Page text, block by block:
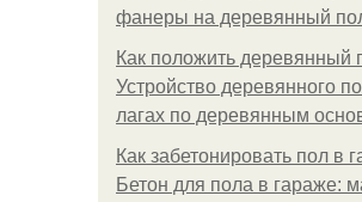
фанеры на деревянный
Как положить деревянный
Устройство деревянного
лагах по деревянным
Как забетонировать пол в
Бетон для пола в гараже: